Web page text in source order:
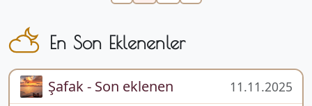
En Son Eklenenler
Şafak - Son eklenen 11.11.2025